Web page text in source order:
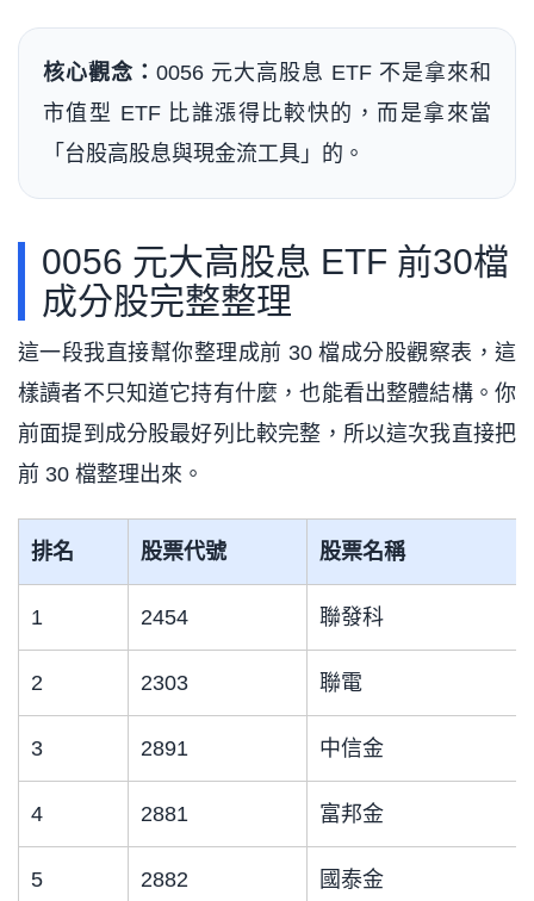
核心觀念： 0056 元大高股息 ETF 不是拿來和
市值型 ETF 比誰漲得比較快的，而是拿來當
「台股高股息與現金流工具」的。
0056 元大高股息 ETF 前30檔
成分股完整整理
這一段我直接幫你整理成前 30 檔成分股觀察表，這
樣讀者不只知道它持有什麼，也能看出整體結構。你
前面提到成分股最好列比較完整，所以這次我直接把
前 30 檔整理出來。
排名 股票代號 股票名稱
1 2454 聯發科
2 2303 聯電
3 2891 中信金
4 2881 富邦金
5 2882 國泰金